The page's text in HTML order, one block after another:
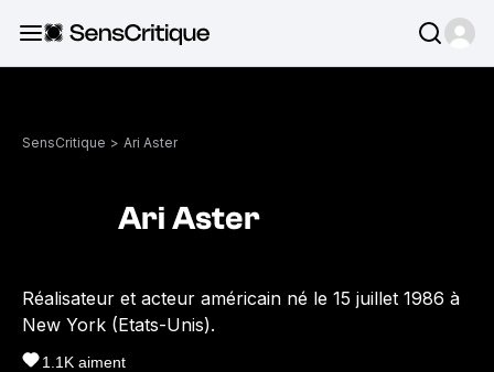
SensCritique > Ari Aster
Ari Aster
Réalisateur et acteur américain né le 15 juillet 1986 à
New York (Etats-Unis).
1.1K aiment